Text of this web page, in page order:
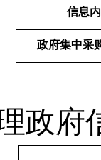
信息
政府集中采
政府